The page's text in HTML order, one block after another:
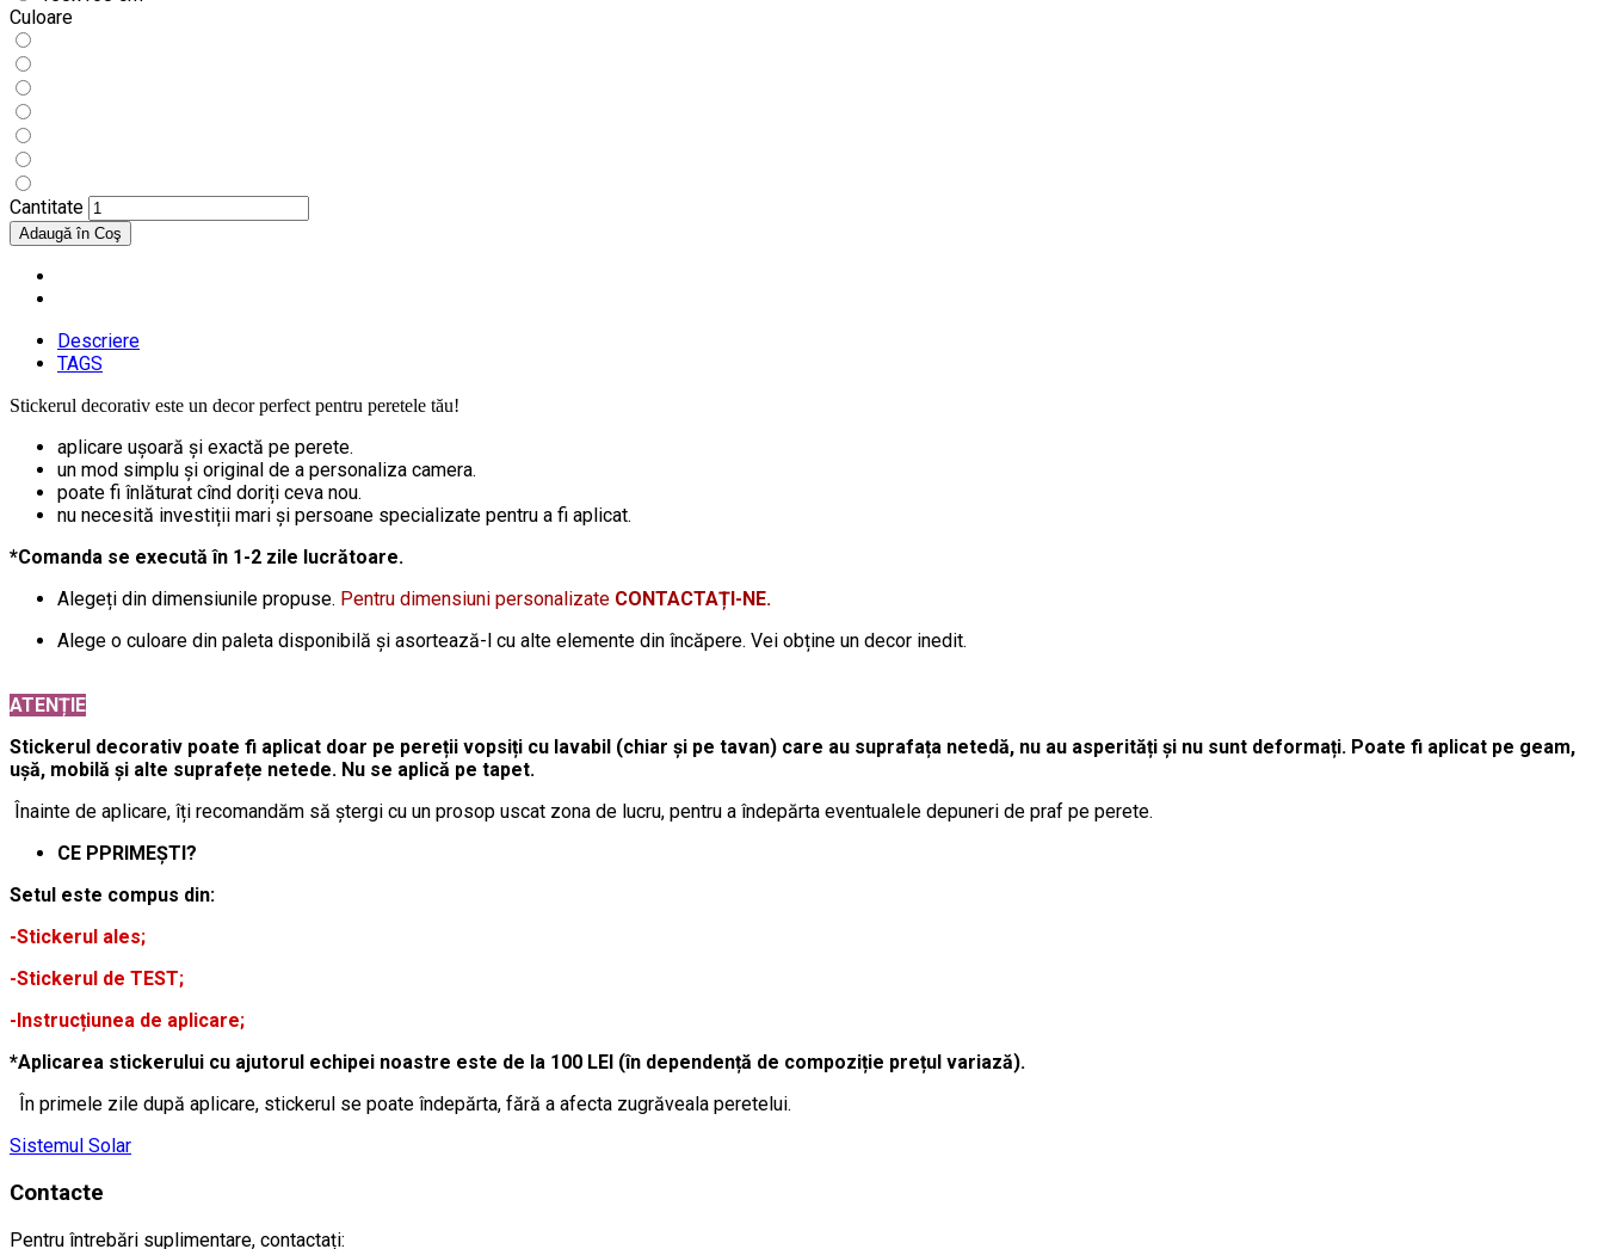
Culoare
Cantitate
Descriere
TAGS
Stickerul decorativ este un decor perfect pentru peretele tău!
aplicare ușoară și exactă pe perete.
un mod simplu și original de a personaliza camera.
poate fi înlăturat cînd doriți ceva nou.
nu necesită investiții mari și persoane specializate pentru a fi aplicat.
*Comanda se execută în 1-2 zile lucrătoare.
Alegeți din dimensiunile propuse. Pentru dimensiuni personalizate CONTACTAȚI-NE.
Alege o culoare din paleta disponibilă și asortează-l cu alte elemente din încăpere. Vei obține un decor inedit.
ATENȚIE
Stickerul decorativ poate fi aplicat doar pe pereții vopsiți cu lavabil (chiar și pe tavan) care au suprafața netedă, nu au asperități și nu sunt deformați. Poate fi aplicat pe geam,
ușă, mobilă și alte suprafețe netede. Nu se aplică pe tapet.
Înainte de aplicare, îți recomandăm să ștergi cu un prosop uscat zona de lucru, pentru a îndepărta eventualele depuneri de praf pe perete.
CE PPRIMEȘTI?
Setul este compus din:
-Stickerul ales;
-Stickerul de TEST;
-Instrucțiunea de aplicare;
*Aplicarea stickerului cu ajutorul echipei noastre este de la 100 LEI (în dependență de compoziție prețul variază).
În primele zile după aplicare, stickerul se poate îndepărta, fără a afecta zugrăveala peretelui.
Sistemul Solar
Contacte
Pentru întrebări suplimentare, contactați: